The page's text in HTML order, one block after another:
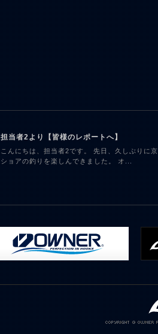
担当者2より【皆様のレポートへ】
こんにちは、担当者2です。 先日、久しぶりに
ショアの釣りを楽しんできました。 オ...